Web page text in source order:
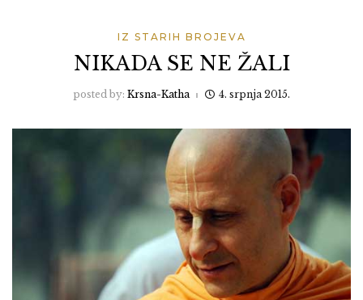
IZ STARIH BROJEVA
NIKADA SE NE ŽALI
posted by: Krsna-Katha 4. srpnja 2015.